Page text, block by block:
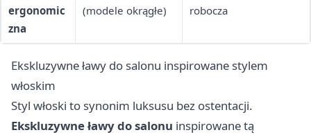
ergonomic
zna
(modele okrągłe)
robocza
Ekskluzywne ławy do salonu inspirowane stylem
włoskim
Styl włoski to synonim luksusu bez ostentacji.
Ekskluzywne ławy do salonu inspirowane tą